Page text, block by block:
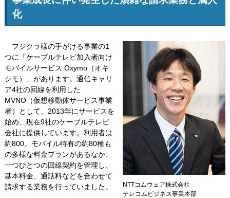
化
NTTコムウェア株式会社
テレコムビジネス事業本部
フジクラ様の手がける事業の1
つに「ケーブルテレビ加入者向け
モバイルサービス Oxymo（オキ
シモ）」があります。通信キャリ
ア4社の回線を利用した
MVNO（仮想移動体サービス事業
者）として、2013年にサービスを
始め、現在9社のケーブルテレビ
会社に提供しています。利用者は
約800。モバイル特有の約80種も
の多様な料金プランがあるなか、
一つひとつの回線契約を管理し、
基本料金、通話料などを合わせて
請求する業務を行っていました。